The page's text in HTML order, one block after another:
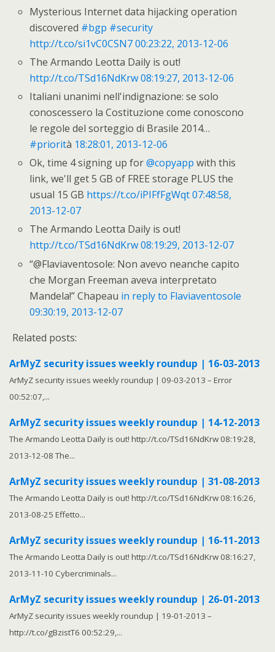
Mysterious Internet data hijacking operation
discovered #bgp #security
http://t.co/si1vC0CSN7 00:23:22, 2013-12-06
The Armando Leotta Daily is out!
http://t.co/TSd16NdKrw 08:19:27, 2013-12-06
Italiani unanimi nell'indignazione: se solo
conoscessero la Costituzione come conoscono
le regole del sorteggio di Brasile 2014…
#priorità 18:28:01, 2013-12-06
Ok, time 4 signing up for@copyapp with this
link, we'll get 5 GB of FREE storage PLUS the
usual 15 GB https://t.co/iPIFfFgWqt 07:48:58,
2013-12-07
The Armando Leotta Daily is out!
http://t.co/TSd16NdKrw 08:19:29, 2013-12-07
“@Flaviaventosole: Non avevo neanche capito
che Morgan Freeman aveva interpretato
Mandela!” Chapeau in reply to Flaviaventosole
09:30:19, 2013-12-07
Related posts:
ArMyZ security issues weekly roundup | 16-03-2013
ArMyZ security issues weekly roundup | 09-03-2013 – Error
00:52:07,...
ArMyZ security issues weekly roundup | 14-12-2013
The Armando Leotta Daily is out! http://t.co/TSd16NdKrw 08:19:28,
2013-12-08 The...
ArMyZ security issues weekly roundup | 31-08-2013
The Armando Leotta Daily is out! http://t.co/TSd16NdKrw 08:16:26,
2013-08-25 Effetto...
ArMyZ security issues weekly roundup | 16-11-2013
The Armando Leotta Daily is out! http://t.co/TSd16NdKrw 08:16:27,
2013-11-10 Cybercriminals...
ArMyZ security issues weekly roundup | 26-01-2013
ArMyZ security issues weekly roundup | 19-01-2013 –
http://t.co/gBzistT6 00:52:29,...